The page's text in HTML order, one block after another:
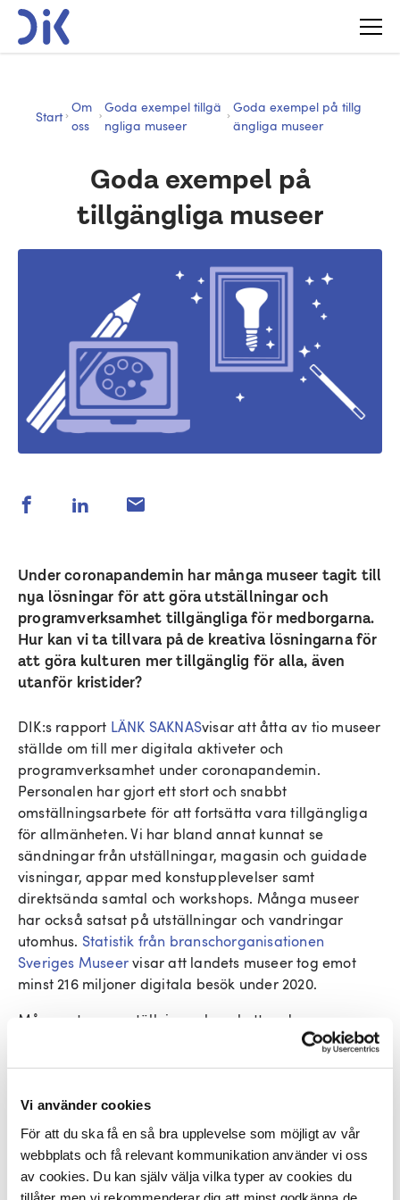
Vi använder cookies
För att du ska få en så bra upplevelse som möjligt av vår
webbplats och få relevant kommunikation använder vi oss
av cookies. Du kan själv välja vilka typer av cookies du
Start
Om
oss
Goda exempel tillgä
ngliga museer
Goda exempel på tillg
ängliga museer
Goda exempel på
tillgängliga museer
Under coronapandemin har många museer tagit till
nya lösningar för att göra utställningar och
programverksamhet tillgängliga för medborgarna.
Hur kan vi ta tillvara på de kreativa lösningarna för
att göra kulturen mer tillgänglig för alla, även
utanför kristider?
DIK:s rapport LÄNK SAKNASvisar att åtta av tio museer
ställde om till mer digitala aktiveter och
programverksamhet under coronapandemin.
Personalen har gjort ett stort och snabbt
omställningsarbete för att fortsätta vara tillgängliga
för allmänheten. Vi har bland annat kunnat se
sändningar från utställningar, magasin och guidade
visningar, appar med konstupplevelser samt
direktsända samtal och workshops. Många museer
har också satsat på utställningar och vandringar
utomhus. Statistik från branschorganisationen
Sveriges Museervisar att landets museer tog emot
minst 216 miljoner digitala besök under 2020.
Många stora omställningar har skett under
coronapandemin – men att museernas verksamhet
möjlighet att besöka museer och få med sig en positiv
upplevelse. Det handlar inte om att ersätta det fysiska
museibesöket där människor tillsammans kan ta del
av konst, kulturhistoria och upplevelser, men det finns
mycket att lära av den kreativa omställningen.